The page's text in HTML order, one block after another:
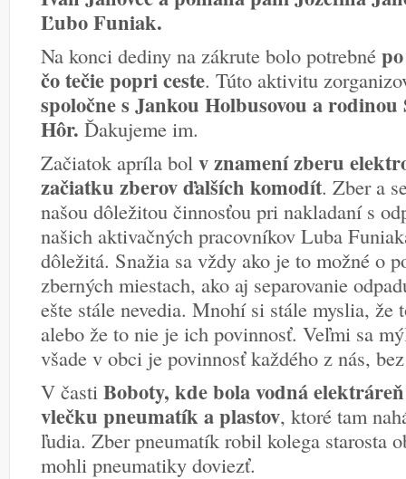
Ľubo Funiak.
Na konci dediny na zákrute bolo potrebné
čo tečie popri ceste. Túto aktivitu
spoločne s Jankou Holbusovou a rodinou
Hôr. Ďakujeme im.
Začiatok apríla bol v znamení zberu
začiatku zberov ďalších komodít. Zber a
našou dôležitou činnosťou pri nakladaní s
našich aktivačných pracovníkov Luba
dôležitá. Snažia sa vždy ako je to možné o
zberných miestach, ako aj separovanie
ešte stále nevedia. Mnohí si stále myslia,
alebo že to nie je ich povinnosť. Veľmi sa
všade v obci je povinnosť každého z nás,
V časti Boboty, kde bola vodná
vlečku pneumatík a plastov, ktoré tam
ľudia. Zber pneumatík robil kolega starosta
mohli pneumatiky doviezť.